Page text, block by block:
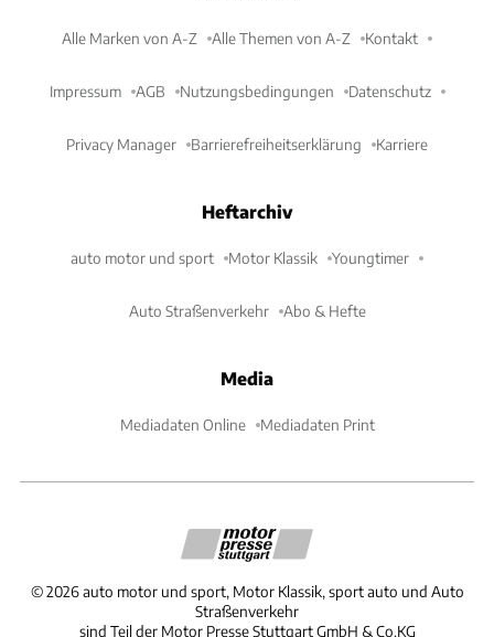
Alle Marken von A-Z Alle Themen von A-Z Kontakt
Impressum AGB Nutzungsbedingungen Datenschutz
Privacy Manager Barrierefreiheitserklärung Karriere
Heftarchiv
auto motor und sport Motor Klassik Youngtimer
Auto Straßenverkehr Abo & Hefte
Media
Mediadaten Online Mediadaten Print
©2026 auto motor und sport, Motor Klassik, sport auto und Auto
Straßenverkehr
sind Teil der Motor Presse Stuttgart GmbH & Co.KG